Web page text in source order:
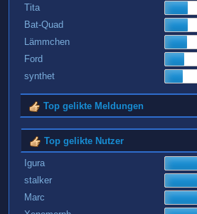
Tita
Bat-Quad
Lämmchen
Ford
synthet
Top gelikte Meldungen
Top gelikte Nutzer
Igura
stalker
Marc